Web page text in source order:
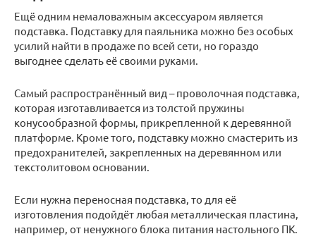
Ещё одним немаловажным аксессуаром является
подставка. Подставку для паяльника можно без особых
усилий найти в продаже по всей сети, но гораздо
выгоднее сделать её своими руками.
Самый распространённый вид – проволочная подставка,
которая изготавливается из толстой пружины
конусообразной формы, прикрепленной к деревянной
платформе. Кроме того, подставку можно смастерить из
предохранителей, закрепленных на деревянном или
текстолитовом основании.
Если нужна переносная подставка, то для её
изготовления подойдёт любая металлическая пластина,
например, от ненужного блока питания настольного ПК.